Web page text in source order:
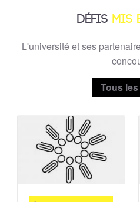
DÉFIS MIS
L'université et ses
Tous